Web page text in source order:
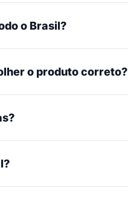
o Brasil?
o produto correto?